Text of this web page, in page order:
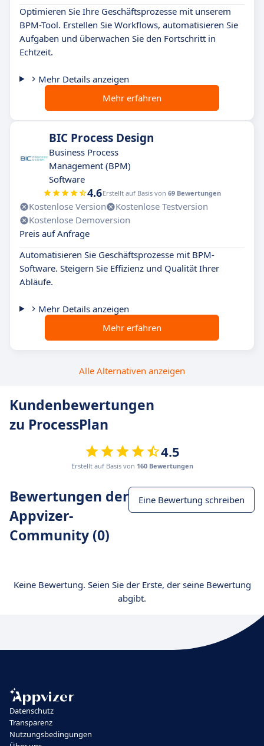
Optimieren Sie Ihre Geschäftsprozesse mit unserem
BPM-Tool. Erstellen Sie Workflows, automatisieren Sie
Aufgaben und überwachen Sie den Fortschritt in
Echtzeit.
Mehr Details anzeigen
Mehr erfahren
BIC Process Design
Business Process
Management (BPM)
Software
4.6Erstellt auf Basis von 69 Bewertungen
Kostenlose Version
Kostenlose Testversion
Kostenlose Demoversion
Preis auf Anfrage
Automatisieren Sie Geschäftsprozesse mit BPM-
Software. Steigern Sie Effizienz und Qualität Ihrer
Abläufe.
Mehr Details anzeigen
Mehr erfahren
Alle Alternativen anzeigen
Kundenbewertungen
zu ProcessPlan
4.5
Erstellt auf Basis von 160 Bewertungen
Bewertungen der
Appvizer-
Community (0)
Eine Bewertung schreiben
Keine Bewertung. Seien Sie der Erste, der seine Bewertung
abgibt.
Datenschutz
Transparenz
Nutzungsbedingungen